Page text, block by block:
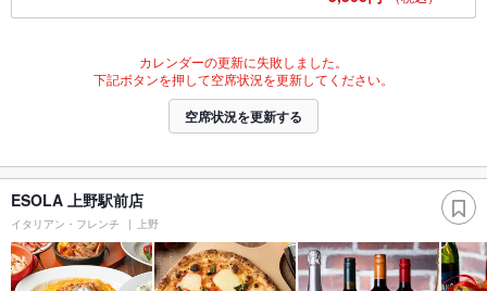
カレンダーの更新に失敗しました。
下記ボタンを押して空席状況を更新してください。
空席状況を更新する
ESOLA 上野駅前店
イタリアン・フレンチ 上野